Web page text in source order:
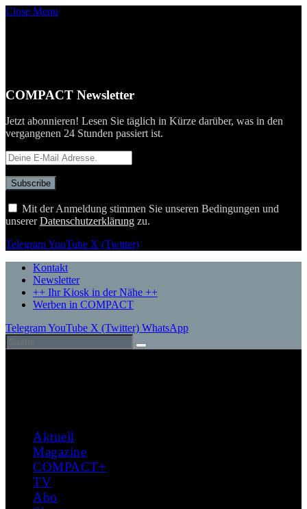
Close Menu
COMPACT Newsletter
Jetzt abonnieren! Lesen Sie täglich in Kürze darüber, was in den
vergangenen 24 Stunden passiert ist.
Mit der Anmeldung stimmen Sie unseren Bedingungen und
unsererDatenschutzerklärung zu.
TelegramYouTube X (Twitter)
Kontakt
Newsletter
++ Ihr Kiosk in der Nähe ++
Werben in COMPACT
TelegramYouTube X (Twitter) WhatsApp
Aktuell
Magazine
COMPACT+
TV
Abo